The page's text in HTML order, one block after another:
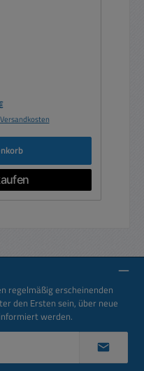
Preis:
regelmäßig erscheinenden
den Ersten sein, über neue
werden.